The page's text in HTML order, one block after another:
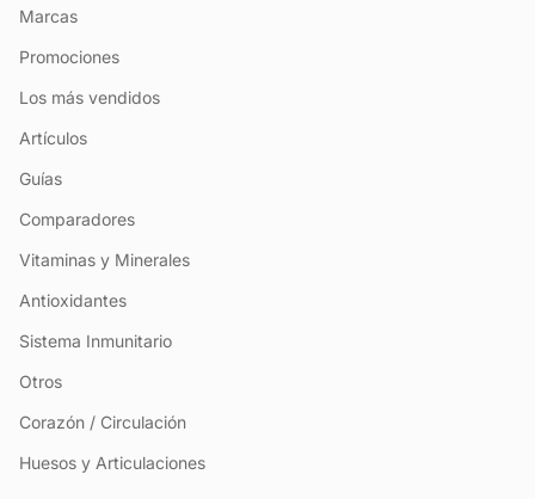
Marcas
Promociones
Los más vendidos
Artículos
Guías
Comparadores
Vitaminas y Minerales
Antioxidantes
Sistema Inmunitario
Otros
Corazón / Circulación
Huesos y Articulaciones